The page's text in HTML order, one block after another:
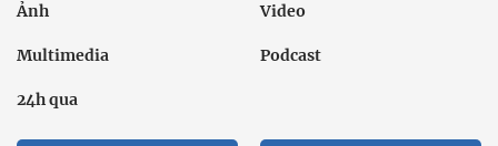
Ảnh Video
Multimedia Podcast
24h qua